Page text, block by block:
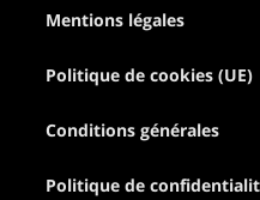
Mentions légales
Politique de cookies (UE)
Conditions générales
Politique de